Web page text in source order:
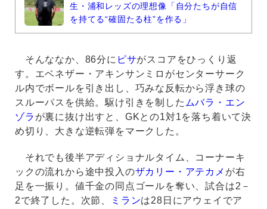
生・浦和レッズの理想像「自分たちが自信
を持てる“確固たる柱”を作る」
そんななか、86分に ピサがスコアをひっくり返
す。エベネザー・アキンサンミロがセンターサーク
ル内でボールを引き出し、巧みな反転から浮き球の
スルーパスを供給。駆け引きを制した ムバラ・エン
ゾラ が裏に抜け出すと、GKとの1対1を落ち着いて決
め切り、大きな逆転弾をマークした。
それでも後半アディショナルタイム、コーナーキ
ックの流れから途中投入のザカリー・アテカメ が右
足を一振り。値千金の同点ゴールを奪い、試合は2－
2で終了した。次節、
ミランは28日にアウェイでア